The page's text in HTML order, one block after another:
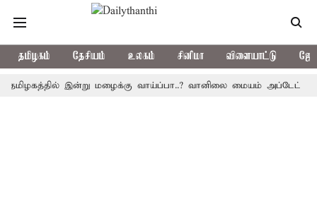
தமிழகம் தேசியம் உலகம் சினிமா விளையாட்டு
இன்று மழைக்கு வாய்ப்பா..? வானிலை மையம் அப்டேட்